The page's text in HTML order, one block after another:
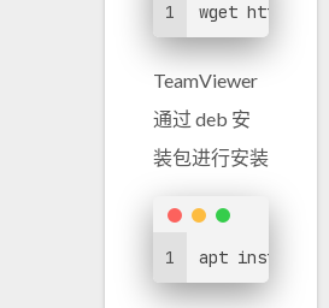
1 wget https://
TeamViewer
通过 deb 安
装包进行安装
1 apt install ./